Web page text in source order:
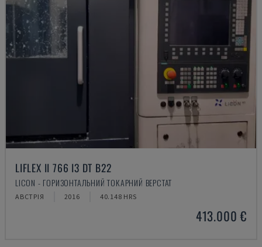
LIFLEX II 766 I3 DT B22
LICON - ГОРИЗОНТАЛЬНИЙ ТОКАРНИЙ ВЕРСТАТ
АВСТРІЯ 2016 40.148 HRS
413.000 €